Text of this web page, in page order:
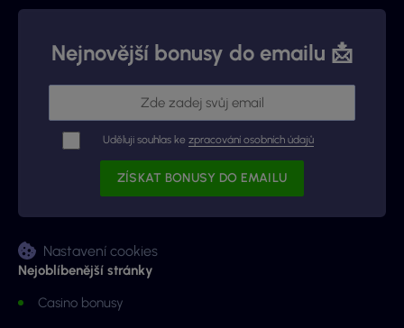
Nejnovější bonusy do emailu 📩
Uděluji souhlas ke zpracování osobních údajů
Nastavení cookies
Nejoblíbenější stránky
Casino bonusy